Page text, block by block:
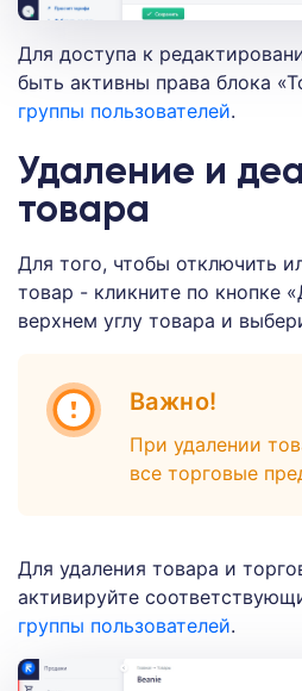
Для доступа к
быть активны права блока
группы пользователей.
Удаление и
товара
Для того, чтобы отключить
товар - кликните по кнопке
верхнем углу товара и
Важно!
При удалении
все торговые
Для удаления товара и
активируйте
группы пользователей.